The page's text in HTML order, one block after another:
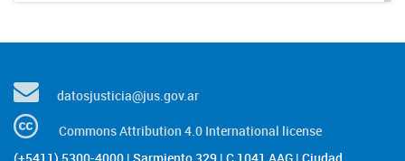
datosjusticia@jus.gov.ar
Commons Attribution 4.0 International license